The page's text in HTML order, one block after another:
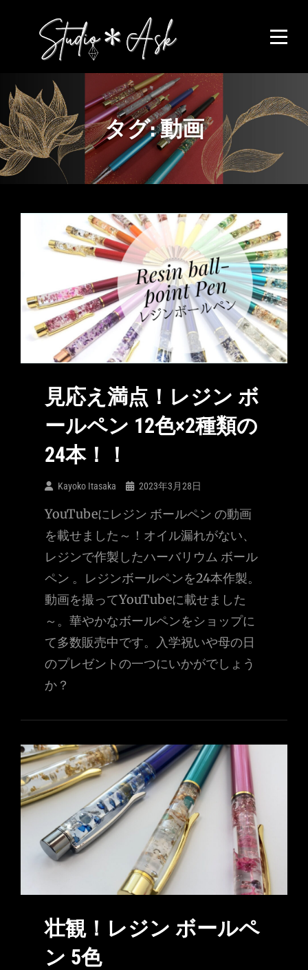
content
タグ:動画
見応え満点！レジン ボ
ールペン 12色×2種類の
24本！！
Kayoko Itasaka 2023年3月28日
YouTubeにレジン ボールペン の動画
を載せました～！オイル漏れがない、
レジンで作製したハーバリウム ボール
ペン 。レジンボールペンを24本作製。
動画を撮ってYouTubeに載せました
～。華やかなボールペンをショップに
て多数販売中です。入学祝いや母の日
のプレゼントの一つにいかがでしょう
か？
壮観！レジン ボールペ
ン 5色